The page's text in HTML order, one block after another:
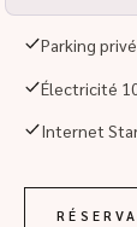
Parking
Électricité
Internet